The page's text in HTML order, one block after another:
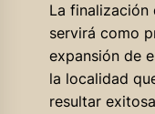
La finalización
servirá como
expansión de
la localidad
resultar